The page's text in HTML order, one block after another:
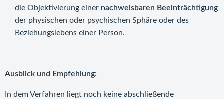
die Objektivierung einer nachweisbaren Beeinträchtigung
der physischen oder psychischen Sphäre oder des
Beziehungslebens einer Person.
Ausblick und Empfehlung:
In dem Verfahren liegt noch keine abschließende